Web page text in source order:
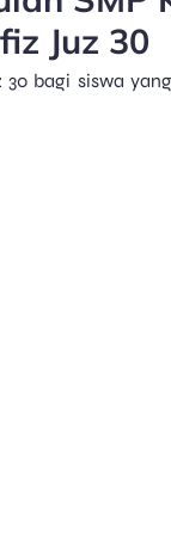
Juz 30
bagi siswa